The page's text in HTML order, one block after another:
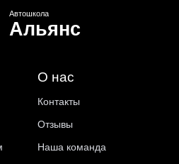
Автошкола
Альянс
О нас
Контакты
Отзывы
Наша команда